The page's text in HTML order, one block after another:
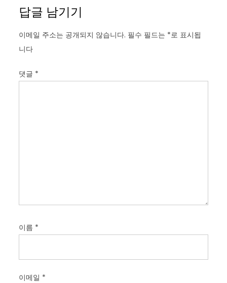
답글 남기기
이메일 주소는 공개되지 않습니다. 필수 필드는 *로 표시됩
니다
댓글 *
이름 *
이메일 *